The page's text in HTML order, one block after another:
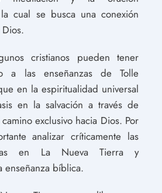
cual se busca una conexión
cristianos pueden tener
a las enseñanzas de Tolle
en la espiritualidad universal
en la salvación a través de
exclusivo hacia Dios. Por
analizar críticamente las
en La Nueva Tierra y
enseñanza bíblica.